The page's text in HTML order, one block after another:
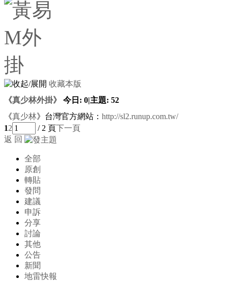
收藏本版
《真少林外掛》
今日: 0|主題: 52
《真少林》台灣官方網站： http://sl2.runup.com.tw/
12 / 2 頁下一頁
返 回
全部
原創
轉貼
發問
建議
申訴
分享
討論
其他
公告
新聞
地雷快報